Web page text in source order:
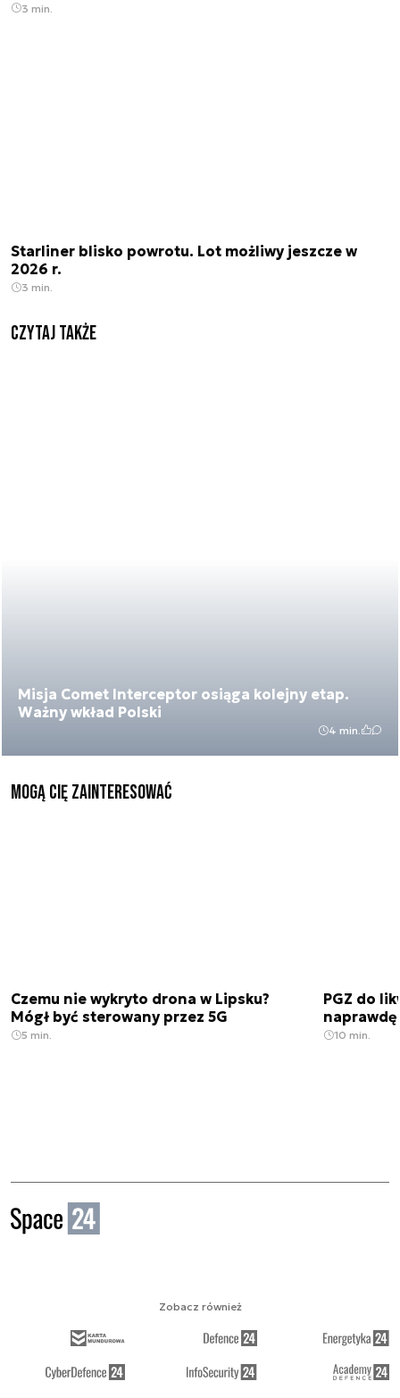
3 min.
Starliner blisko powrotu. Lot możliwy jeszcze w
2026 r.
3 min.
Czytaj także
Misja Comet Interceptor osiąga kolejny etap.
Ważny wkład Polski
4 min.
Mogą Cię zainteresować
Czemu nie wykryto drona w Lipsku?
Mógł być sterowany przez 5G
5 min.
PGZ do
10 min.
Zobacz również